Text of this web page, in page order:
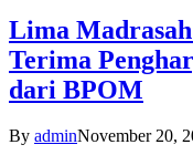
Lima
Terima
dari BPOM
By adminNovember 20,